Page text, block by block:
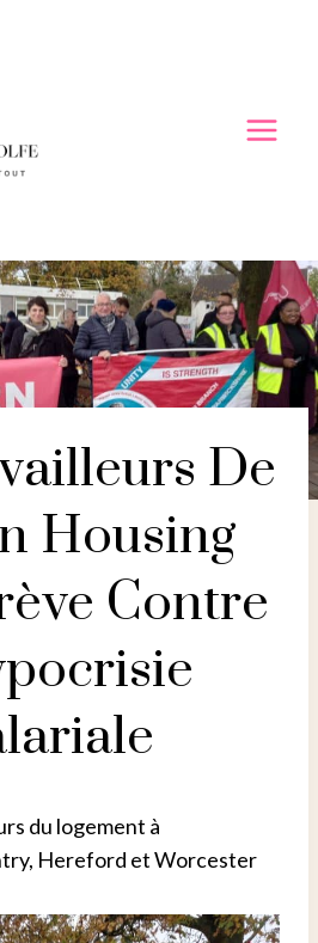
De
Housing
Contre
du logement à
Hereford et Worcester